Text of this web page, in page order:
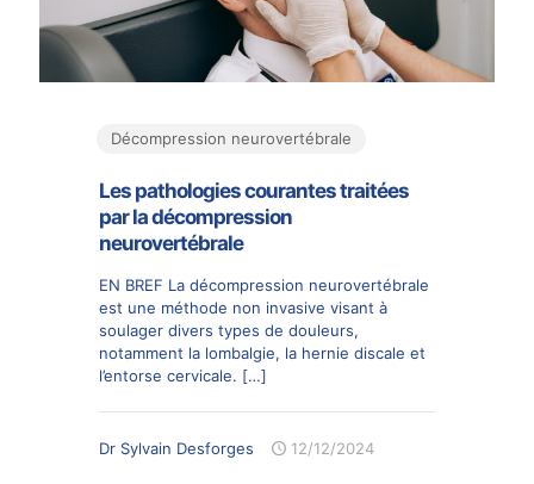
Décompression neurovertébrale
Les pathologies courantes traitées
par la décompression
neurovertébrale
EN BREF La décompression neurovertébrale
est une méthode non invasive visant à
soulager divers types de douleurs,
notamment la lombalgie, la hernie discale et
l’entorse cervicale. […]
Dr Sylvain Desforges 12/12/2024